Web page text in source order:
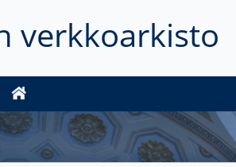
verkkoarkisto